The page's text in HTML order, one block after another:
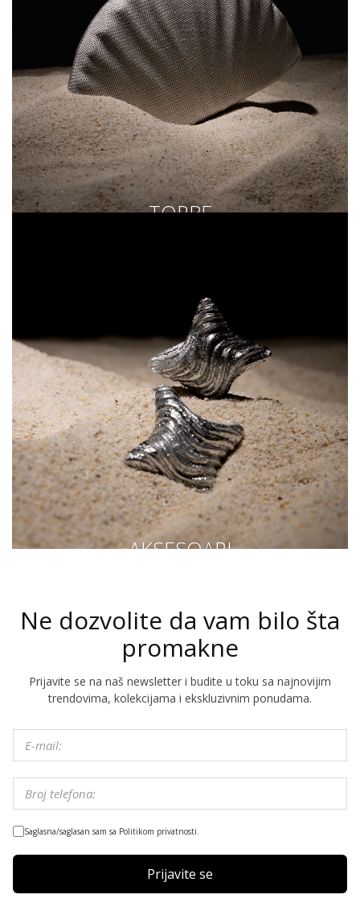
TORBE
AKSESOARI
Ne dozvolite da vam bilo šta
promakne
Prijavite se na naš newsletter i budite u toku sa najnovijim
trendovima, kolekcijama i ekskluzivnim ponudama.
Saglasna/saglasan sam sa Politikom privatnosti.
Prijavite se